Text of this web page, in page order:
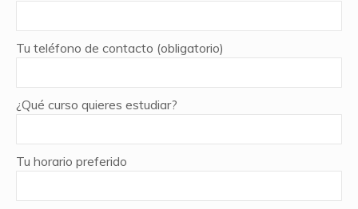
Tu teléfono de contacto (obligatorio)
¿Qué curso quieres estudiar?
Tu horario preferido